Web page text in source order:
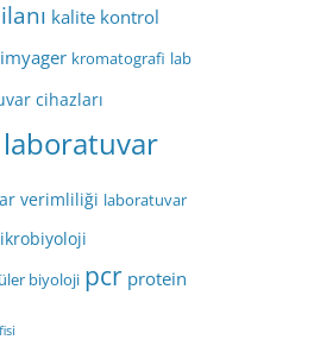
kalite kontrol
kromatografi lab
cihazları
laboratuvar
verimliliği laboratuvar
biyoloji pcr protein